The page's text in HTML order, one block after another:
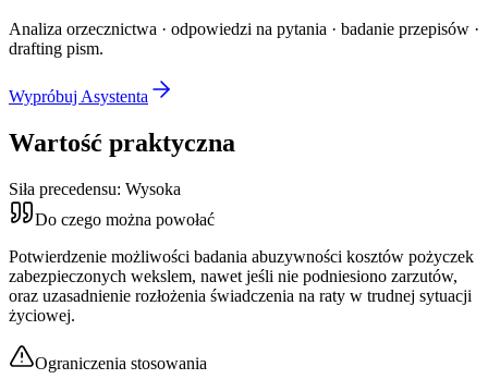
Analiza orzecznictwa · odpowiedzi na pytania · badanie przepisów ·
drafting pism.
Wypróbuj Asystenta
Wartość praktyczna
Siła precedensu: Wysoka
Do czego można powołać
Potwierdzenie możliwości badania abuzywności kosztów pożyczek
zabezpieczonych wekslem, nawet jeśli nie podniesiono zarzutów,
oraz uzasadnienie rozłożenia świadczenia na raty w trudnej sytuacji
życiowej.
Ograniczenia stosowania